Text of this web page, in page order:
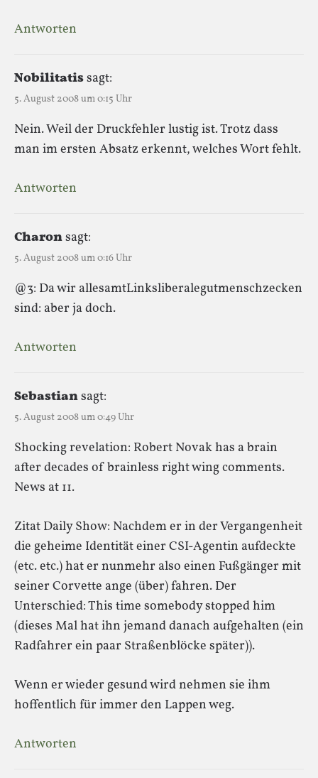
Antworten
Nobilitatissagt:
5. August 2008 um 0:15 Uhr
Nein. Weil der Druckfehler lustig ist. Trotz dass
man im ersten Absatz erkennt, welches Wort fehlt.
Antworten
Charonsagt:
5. August 2008 um 0:16 Uhr
@3: Da wir allesamtLinksliberalegutmenschzecken
sind: aber ja doch.
Antworten
Sebastiansagt:
5. August 2008 um 0:49 Uhr
Shocking revelation: Robert Novak has a brain
after decades of brainless right wing comments.
News at 11.
Zitat Daily Show: Nachdem er in der Vergangenheit
die geheime Identität einer CSI-Agentin aufdeckte
(etc. etc.) hat er nunmehr also einen Fußgänger mit
seiner Corvette ange (über) fahren. Der
Unterschied: This time somebody stopped him
(dieses Mal hat ihn jemand danach aufgehalten (ein
Radfahrer ein paar Straßenblöcke später)).
Wenn er wieder gesund wird nehmen sie ihm
hoffentlich für immer den Lappen weg.
Antworten